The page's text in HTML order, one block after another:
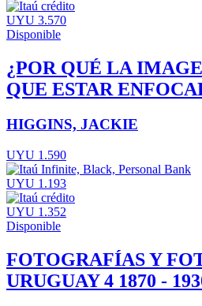
UYU 3.570
Disponible
¿POR QUÉ LA
QUE ESTAR
HIGGINS, JACKIE
UYU 1.590
UYU 1.193
UYU 1.352
Disponible
FOTOGRAFÍAS Y
URUGUAY 4 1870 -